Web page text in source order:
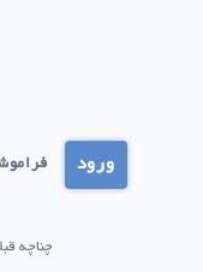
ورود
چناچه قبلا